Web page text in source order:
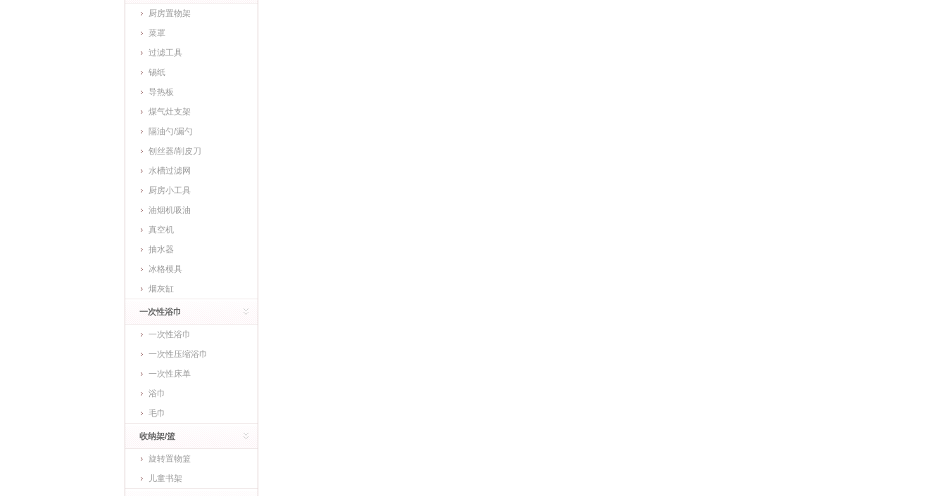
厨房置物架
菜罩
过滤工具
锡纸
导热板
煤气灶支架
隔油勺/漏勺
刨丝器/削皮刀
水槽过滤网
厨房小工具
油烟机吸油
真空机
抽水器
冰格模具
烟灰缸
一次性浴巾
一次性浴巾
一次性压缩浴巾
一次性床单
浴巾
毛巾
收纳架/篮
旋转置物篮
儿童书架